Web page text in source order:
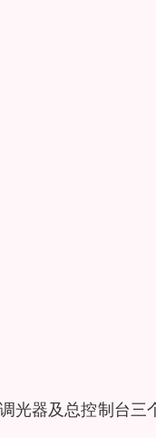
光器及总控制台三